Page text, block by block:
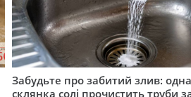
Забудьте про забитий злив: одна
склянка солі прочистить труби